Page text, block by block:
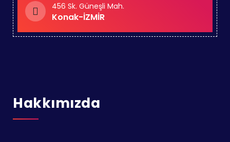
456 Sk. Güneşli Mah.
Konak-İZMİR
Hakkımızda